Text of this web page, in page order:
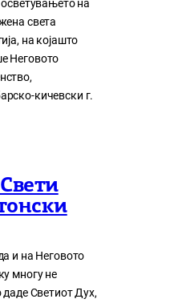
на
света
на којашто
Неговото
кичевски г.
и на Неговото
многу нe
Светиот Дух,